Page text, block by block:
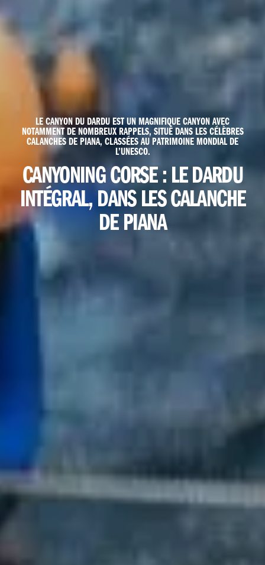
LE CANYON DU DARDU EST UN MAGNIFIQUE CANYON AVEC
NOTAMMENT DE NOMBREUX RAPPELS, SITUÉ DANS LES CÉLÈBRES
CALANCHES DE PIANA, CLASSÉES AU PATRIMOINE MONDIAL DE
L’UNESCO.
CANYONING CORSE :LE DARDU
INTÉGRAL, DANS LES CALANCHE
DE PIANA